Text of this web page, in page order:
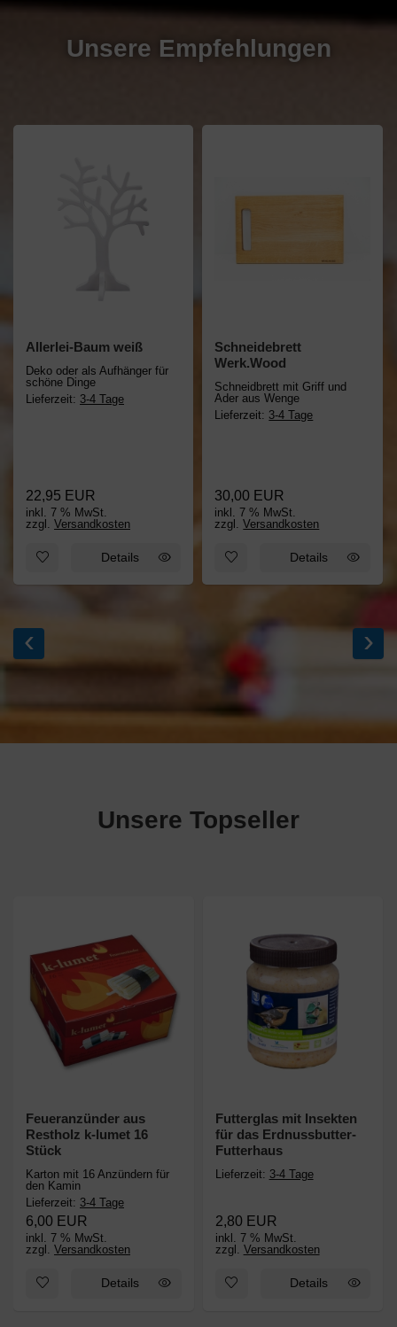
Unsere Empfehlungen
Allerlei-Baum weiß
Deko oder als Aufhänger für
schöne Dinge
Lieferzeit: 3-4 Tage
22,95 EUR
inkl. 7 % MwSt.
zzgl. Versandkosten
Zum Merkzettel hinzufügen: Allerlei-Baum weiß
Details
Schneidebrett
Werk.Wood
Schneidbrett mit Griff und
Ader aus Wenge
Lieferzeit: 3-4 Tage
30,00 EUR
inkl. 7 % MwSt.
zzgl.Versandkosten
Zum Merkzettel hinzufügen:
Details
‹ ›
Unsere Topseller
Feueranzünder aus
Restholz k-lumet 16
Stück
Karton mit 16 Anzündern für
den Kamin
Lieferzeit: 3-4 Tage
6,00 EUR
inkl. 7 % MwSt.
zzgl. Versandkosten
Zum Merkzettel hinzufügen: Feueranzünder aus Restholz k-
Details
Futterglas mit Insekten
für das Erdnussbutter-
Futterhaus
Lieferzeit: 3-4 Tage
2,80 EUR
inkl. 7 % MwSt.
zzgl. Versandkosten
Zum Merkzettel hinzufügen:
Details